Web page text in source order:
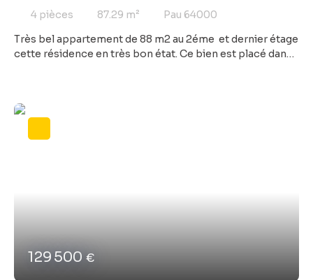
4 pièces 87.29 m²
Pau 64000
Très bel appartement de 88 m2 au 2éme et dernier étage
cette résidence en très bon état. Ce bien est placé dans
salon de 22 m2 donnant sur un balcon abrité ,une cuisine
ce bien rare. Pour l'extérieur, un grand garage de 27 m2 et
129 500 €